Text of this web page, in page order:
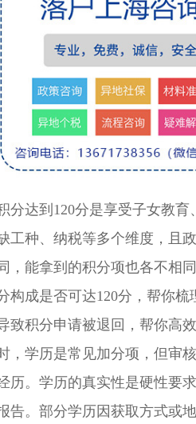
达到120分是享受子女教育
工种、纳税等多个维度，且
，能拿到的积分项也各不相
构成是否可达120分，帮你
致积分申请被退回，帮你高
学历是常见加分项，但审核
历。学历的真实性是硬性要
告。部分学历因获取方式或